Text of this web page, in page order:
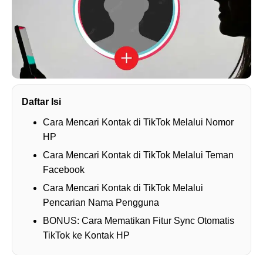
Daftar Isi
Cara Mencari Kontak di TikTok Melalui Nomor
HP
Cara Mencari Kontak di TikTok Melalui Teman
Facebook
Cara Mencari Kontak di TikTok Melalui
Pencarian Nama Pengguna
BONUS: Cara Mematikan Fitur Sync Otomatis
TikTok ke Kontak HP